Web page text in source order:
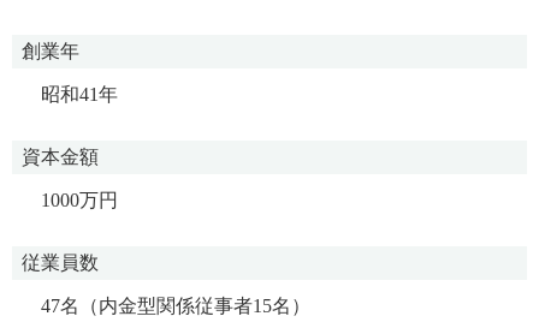
創業年
昭和41年
資本金額
1000万円
従業員数
47名（内金型関係従事者15名）